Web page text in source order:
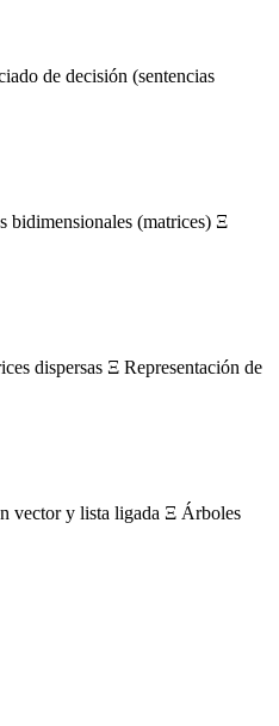
de decisión (sentencias
bidimensionales (matrices) Ξ
dispersas Ξ Representación de
vector y lista ligada Ξ Árboles